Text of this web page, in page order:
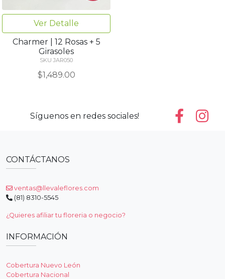
Ver Detalle
Charmer | 12 Rosas + 5
Girasoles
SKU JAR050
$1,489.00
Síguenos en redes sociales!
CONTÁCTANOS
ventas@llevaleflores.com
(81) 8310-5545
¿Quieres afiliar tu floreria o negocio?
INFORMACIÓN
Cobertura Nuevo León
Cobertura Nacional